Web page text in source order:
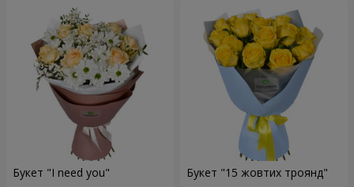
Букет "I need you" Букет "15 жовтих троянд"